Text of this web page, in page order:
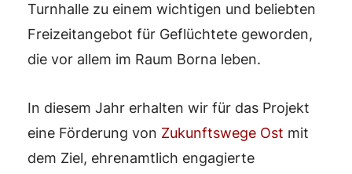
Turnhalle zu einem wichtigen und beliebten
Freizeitangebot für Geflüchtete geworden,
die vor allem im Raum Borna leben.
In diesem Jahr erhalten wir für das Projekt
eine Förderung von Zukunftswege Ost mit
dem Ziel, ehrenamtlich engagierte